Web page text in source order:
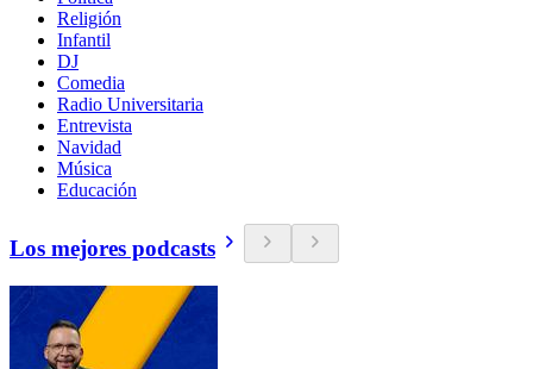
Religión
Infantil
DJ
Comedia
Radio Universitaria
Entrevista
Navidad
Música
Educación
Los mejores podcasts